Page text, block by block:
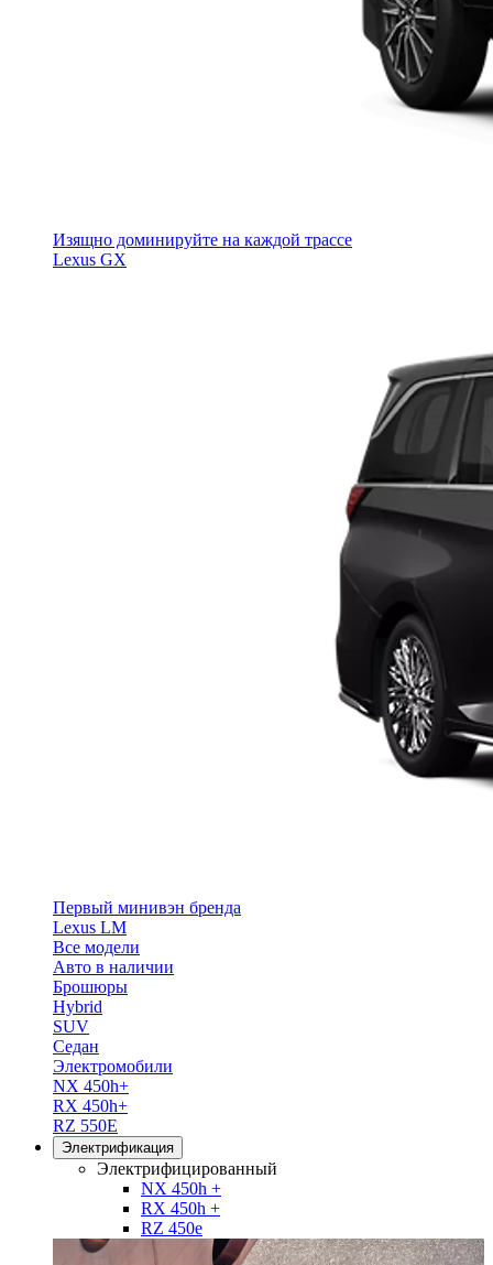
Изящно доминируйте на каждой трассе
Lexus GX
Первый минивэн бренда
Lexus LM
Все модели
Авто в наличии
Брошюры
Hybrid
SUV
Седан
Электромобили
NX 450h+
RX 450h+
RZ 550E
Электрификация
Электрифицированный
NX 450h +
RX 450h +
RZ 450e